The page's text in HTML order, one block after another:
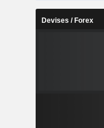
Devises / Forex